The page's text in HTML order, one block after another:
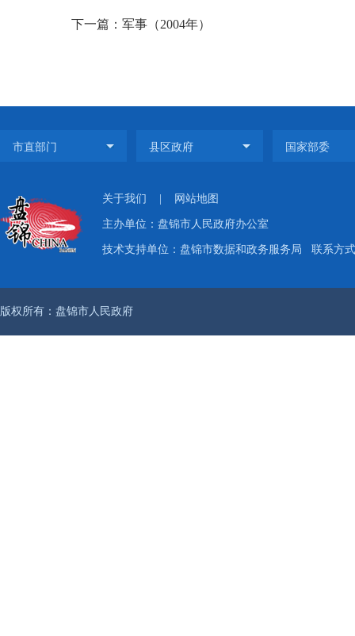
下一篇：军事（2004年）
关于我们 网站地图
主办单位：盘锦市人民政府办公室
技术支持单位：盘锦市数据和政务服务局 联系方
版权所有：盘锦市人民政府